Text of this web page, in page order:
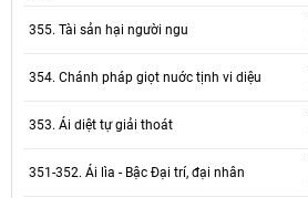
355. Tài sản hại người ngu
354. Chánh pháp giọt nuớc tịnh vi diệu
353. Ái diệt tự giải thoát
351-352. Ái lìa - Bậc Đại trí, đại nhân